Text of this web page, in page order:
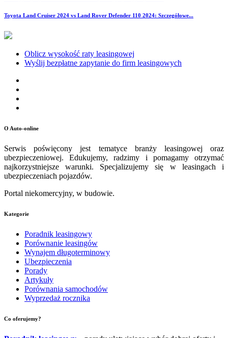
Toyota Land Cruiser 2024 vs Land Rover Defender 110 2024: Szczegółowe...
Oblicz wysokość raty leasingowej
Wyślij bezpłatne zapytanie do firm leasingowych
O Auto-online
Serwis poświęcony jest tematyce branży leasingowej oraz
ubezpieczeniowej. Edukujemy, radzimy i pomagamy otrzymać
najkorzystniejsze warunki. Specjalizujemy się w leasingach i
ubezpieczeniach pojazdów.
Portal niekomercyjny, w budowie.
Kategorie
Poradnik leasingowy
Porównanie leasingów
Wynajem długoterminowy
Ubezpieczenia
Porady
Artykuły
Porównania samochodów
Wyprzedaż rocznika
Co oferujemy?